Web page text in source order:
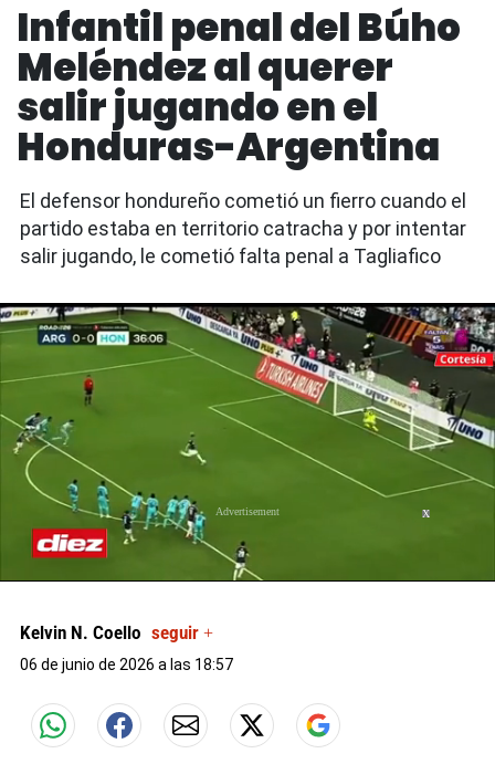
Infantil penal del Búho
Meléndez al querer
salir jugando en el
Honduras-Argentina
El defensor hondureño cometió un fierro cuando el
partido estaba en territorio catracha y por intentar
salir jugando, le cometió falta penal a Tagliafico
seconds
X
Kelvin N. Coello seguir +
06 de junio de 2026 a las 18:57